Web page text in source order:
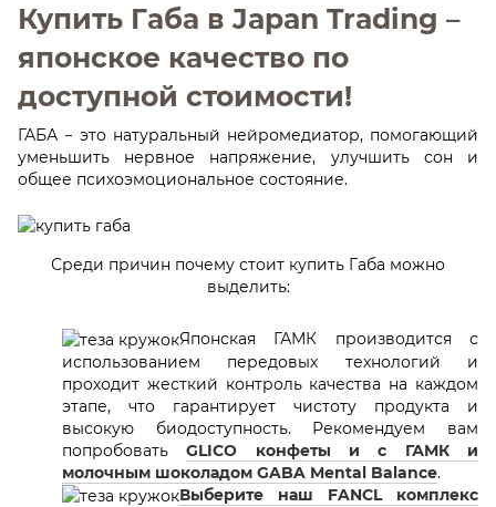
Купить Габа в Japan Trading –
японское качество по
доступной стоимости!
ГАБА − это натуральный нейромедиатор, помогающий
уменьшить нервное напряжение, улучшить сон и
общее психоэмоциональное состояние.
Среди причин почему стоит купить Габа можно
выделить:
Японская ГАМК производится с
использованием передовых технологий и
проходит жесткий контроль качества на каждом
этапе, что гарантирует чистоту продукта и
высокую биодоступность. Рекомендуем вам
попробоватьGLICO конфеты и с ГАМК и
молочным шоколадом GABA Mental Balance.
Выберите наш FANCL комплекс